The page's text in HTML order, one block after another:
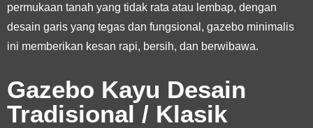
permukaan tanah yang tidak rata atau lembap, dengan
desain garis yang tegas dan fungsional, gazebo minimalis
ini memberikan kesan rapi, bersih, dan berwibawa.
Gazebo Kayu Desain
Tradisional / Klasik